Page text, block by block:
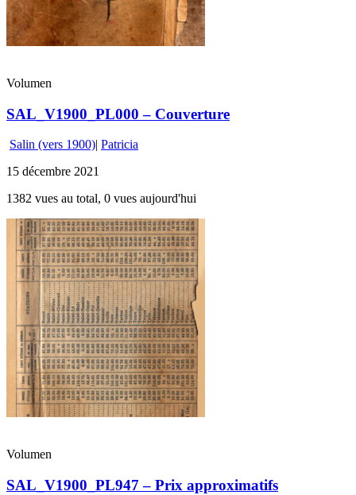
Volumen
SAL_V1900_PL000 – Couverture
Salin (vers 1900)| Patricia
15 décembre 2021
1382 vues au total, 0 vues aujourd'hui
Volumen
SAL_V1900_PL947 – Prix approximatifs